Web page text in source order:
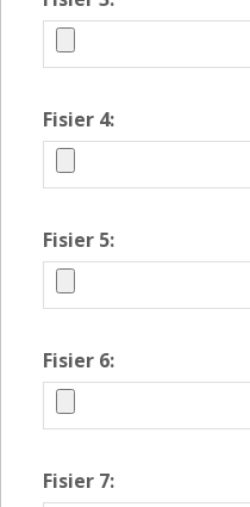
Fisier 4:
Fisier 5:
Fisier 6:
Fisier 7: